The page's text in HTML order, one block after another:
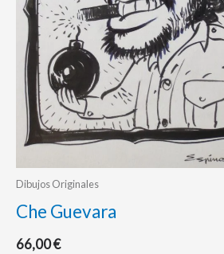
Dibujos Originales
Che Guevara
66,00€